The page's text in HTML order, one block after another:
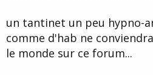
a
d
s
un tantinet un peu hypno-
comme d'hab ne
le monde sur ce forum...